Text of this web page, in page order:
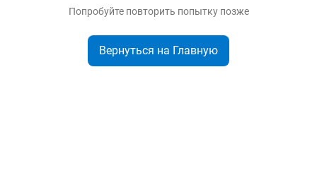
Попробуйте повторить попытку позже
Вернуться на Главную